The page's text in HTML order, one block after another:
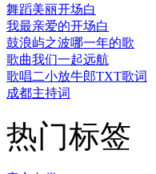
舞蹈美丽开场白
我最亲爱的开场白
鼓浪屿之波哪一年的歌
歌曲我们一起远航
歌唱二小放牛郎TXT歌词
成都主持词
热门标签